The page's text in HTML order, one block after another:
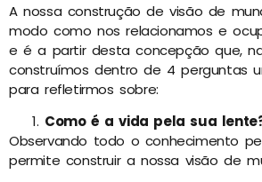
A nossa construção de visão de
modo como nos relacionamos e
e é a partir desta concepção que,
construímos dentro de 4 perguntas
para refletirmos sobre:
Como é a vida pela sua
Observando todo o conhecimento
permite construir a nossa visão de